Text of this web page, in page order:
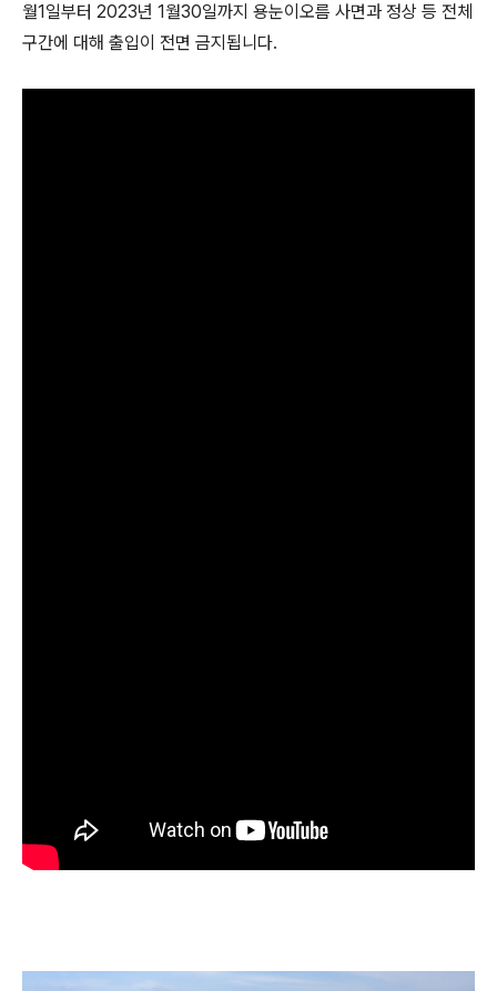
월1일부터 2023년 1월30일까지 용눈이오름 사면과 정상 등 전체
구간에 대해 출입이 전면 금지됩니다.